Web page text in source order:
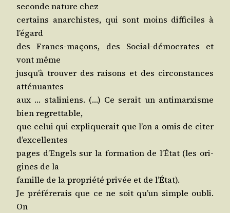
seconde nature chez
cer­tains anar­chistes, qui sont moins dif­fi­ciles à
l’égard
des Francs-maçons, des Social-démo­crates et
vont même
jus­qu’à trou­ver des rai­sons et des cir­cons­tances
atténuantes
aux … sta­li­niens. (…) Ce serait un anti­marxisme
bien regrettable,
que celui qui expli­que­rait que l’on a omis de citer
d’excellentes
pages d’En­gels sur la for­ma­tion de l’É­tat (les ori­
gines de la
famille de la pro­prié­té pri­vée et de l’État).
Je pré­fé­re­rais que ce ne soit qu’un simple oubli.
On